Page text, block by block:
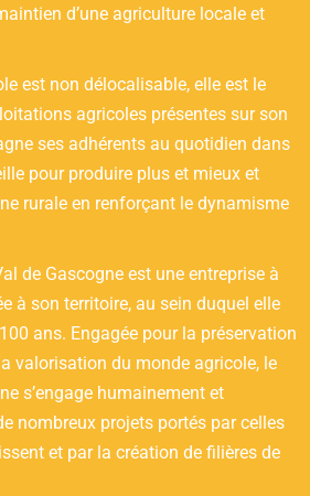
d’une agriculture locale et
est non délocalisable, elle est le
agricoles présentes sur son
ses adhérents au quotidien dans
pour produire plus et mieux et
rurale en renforçant le dynamisme
de Gascogne est une entreprise à
à son territoire, au sein duquel elle
ans. Engagée pour la préservation
valorisation du monde agricole, le
s’engage humainement et
nombreux projets portés par celles
et par la création de filières de